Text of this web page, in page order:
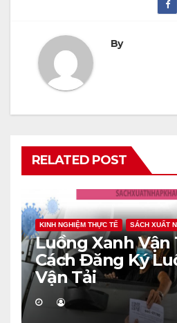
By
RELATED POST
KINH NGHIỆM THỰC TẾ SÁCH XUẤT
Luồng Xanh Vận
Cách Đăng Ký
Vận Tải